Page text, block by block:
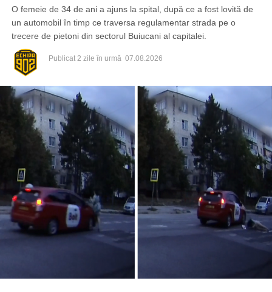
O femeie de 34 de ani a ajuns la spital, după ce a fost lovită de
un automobil în timp ce traversa regulamentar strada pe o
trecere de pietoni din sectorul Buiucani al capitalei.
Publicat 2 zile în urmă 07.08.2026